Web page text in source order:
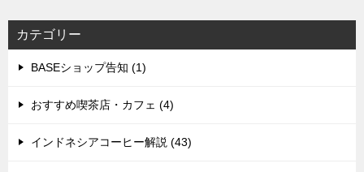
カテゴリー
BASEショップ告知 (1)
おすすめ喫茶店・カフェ (4)
インドネシアコーヒー解説 (43)